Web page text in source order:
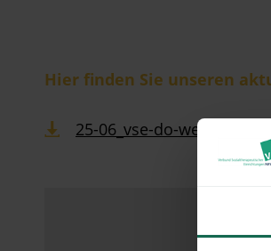
Hier finden Sie unseren
25-06_vse-do-